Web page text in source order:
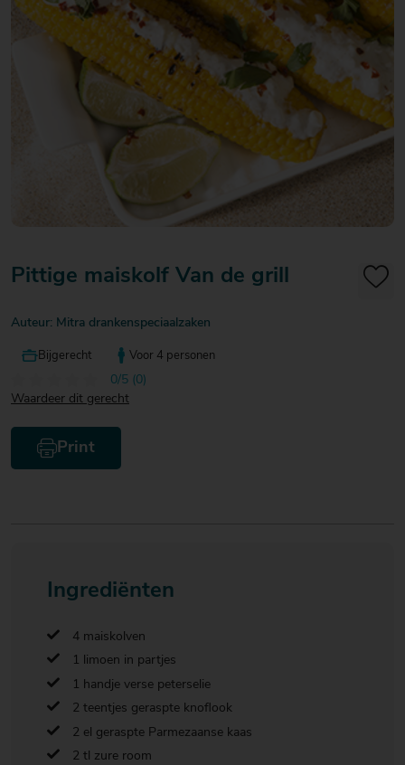
Over Mitra
Voordelen Mitra Member
Klantenservice
20
- €
25
€ 25
20
- €
25
20
€ 20
- €
25
Pittige maiskolf Van de grill
Auteur: Mitra drankenspeciaalzaken
Bijgerecht Voor 4 personen
0/5 (0)
Waardeer dit gerecht
Print
Ingrediënten
4 maiskolven
1 limoen in partjes
1 handje verse peterselie
2 teentjes geraspte knoflook
2 el geraspte Parmezaanse kaas
2 tl zure room